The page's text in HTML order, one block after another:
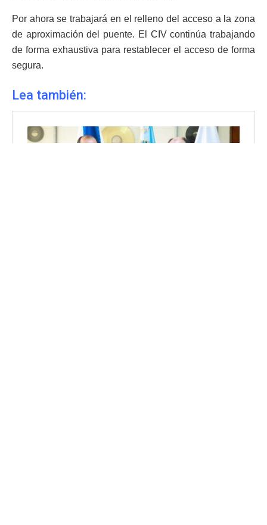
Por ahora se trabajará en el relleno del acceso a la zona
de aproximación del puente. El CIV continúa trabajando
de forma exhaustiva para restablecer el acceso de forma
segura.
Lea también: